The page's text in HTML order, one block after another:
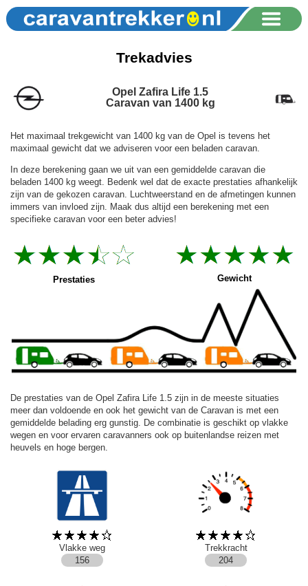
Trekadvies
Opel Zafira Life 1.5
Caravan van 1400 kg
Het maximaal trekgewicht van 1400 kg van de Opel is tevens het
maximaal gewicht dat we adviseren voor een beladen caravan.
In deze berekening gaan we uit van een gemiddelde caravan die
beladen 1400 kg weegt. Bedenk wel dat de exacte prestaties afhankelijk
zijn van de gekozen caravan. Luchtweerstand en de afmetingen kunnen
immers van invloed zijn. Maak dus altijd een berekening met een
specifieke caravan voor een beter advies!
Prestaties Gewicht
De prestaties van de Opel Zafira Life 1.5 zijn in de meeste situaties
meer dan voldoende en ook het gewicht van de Caravan is met een
gemiddelde belading erg gunstig. De combinatie is geschikt op vlakke
wegen en voor ervaren caravanners ook op buitenlandse reizen met
heuvels en hoge bergen.
Vlakke weg
Trekkracht
156
204